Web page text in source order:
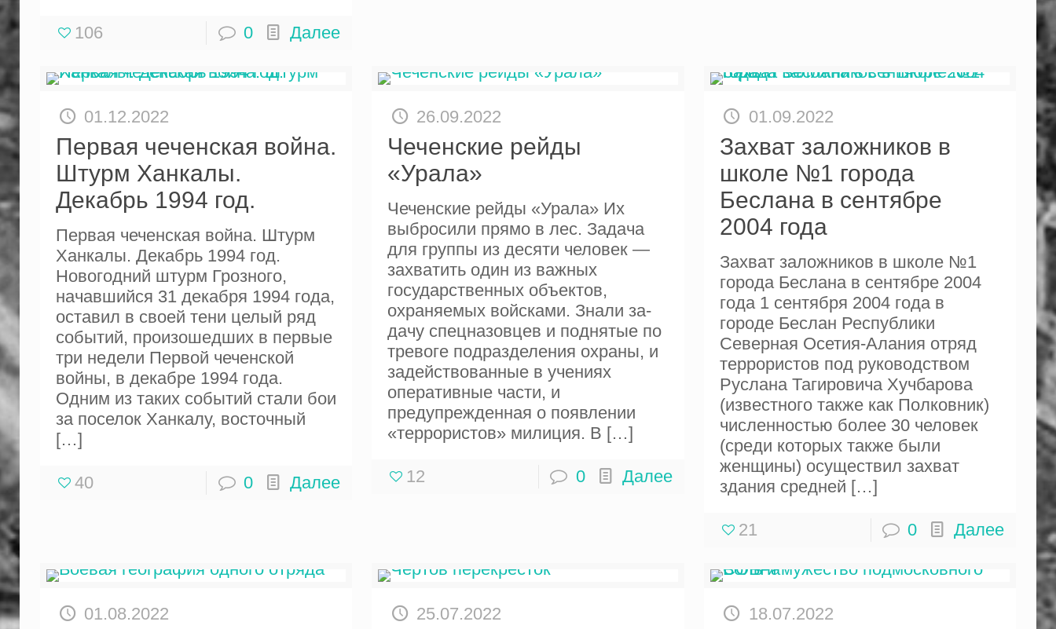
106 0 Далее
01.12.2022
Первая чеченская война.
Штурм Ханкалы.
Декабрь 1994 год.
Первая чеченская война. Штурм
Ханкалы. Декабрь 1994 год.
Новогодний штурм Грозного,
начавшийся 31 декабря 1994 года,
оставил в своей тени целый ряд
событий, произошедших в первые
три недели Первой чеченской
войны, в декабре 1994 года.
Одним из таких событий стали бои
за поселок Ханкалу, восточный
[…]
40 0 Далее
26.09.2022
Чеченские рейды
«Урала»
Чеченские рейды «Урала» Их
выбросили прямо в лес. Задача
для группы из десяти человек —
захватить один из важных
государственных объектов,
охраняемых войсками. Знали за­
дачу спецназовцев и поднятые по
тревоге под­разделения охраны, и
задействованные в уче­ниях
оперативные части, и
предупрежденная о появлении
«террористов» милиция. В […]
12 0 Далее
01.09.2022
Захват заложников в
школе №1 города
Беслана в сентябре
2004 года
Захват заложников в школе №1
города Беслана в сентябре 2004
года 1 сентября 2004 года в
городе Беслан Республики
Северная Осетия-Алания отряд
террористов под руководством
Руслана Тагировича Хучбарова
(известного также как Полковник)
численностью более 30 человек
(среди которых также были
женщины) осуществил захват
здания средней […]
21 0 Далее
01.08.2022 25.07.2022 18.07.2022